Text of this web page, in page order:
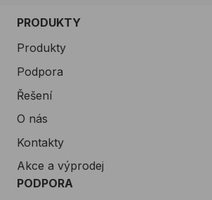
PRODUKTY
Produkty
Podpora
Řešení
O nás
Kontakty
Akce a výprodej
PODPORA